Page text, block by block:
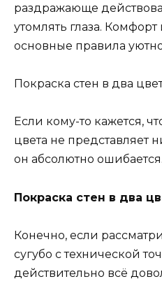
раздражающе
утомлять глаза.
основные правила
Покраска стен в два
Если кому-то кажется,
цвета не представляет
он абсолютно ошибается.
Покраска стен в два
Конечно, если
сугубо с технической
действительно всё